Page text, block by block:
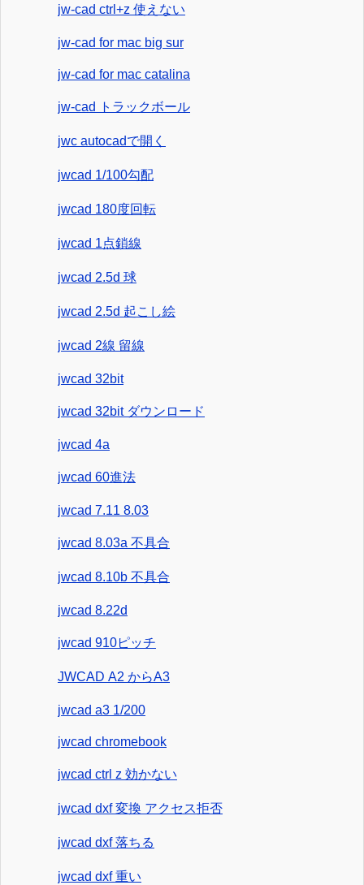
jw-cad ctrl+z 使えない
jw-cad for mac big sur
jw-cad for mac catalina
jw-cad トラックボール
jwc autocadで開く
jwcad 1/100勾配
jwcad 180度回転
jwcad 1点鎖線
jwcad 2.5d 球
jwcad 2.5d 起こし絵
jwcad 2線 留線
jwcad 32bit
jwcad 32bit ダウンロード
jwcad 4a
jwcad 60進法
jwcad 7.11 8.03
jwcad 8.03a 不具合
jwcad 8.10b 不具合
jwcad 8.22d
jwcad 910ピッチ
JWCAD A2 からA3
jwcad a3 1/200
jwcad chromebook
jwcad ctrl z 効かない
jwcad dxf 変換 アクセス拒否
jwcad dxf 落ちる
jwcad dxf 重い